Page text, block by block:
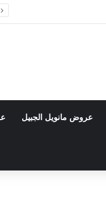
عروض مانويل الجبيل